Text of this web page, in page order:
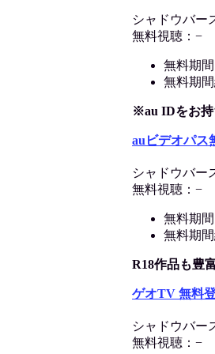
シャドウバー
無料視聴：−
無料期
無料期
※au IDをお持
auビデオパス
シャドウバー
無料視聴：−
無料期
無料期
R18作品も豊
ゲオTV 無料
シャドウバ
無料視聴：−